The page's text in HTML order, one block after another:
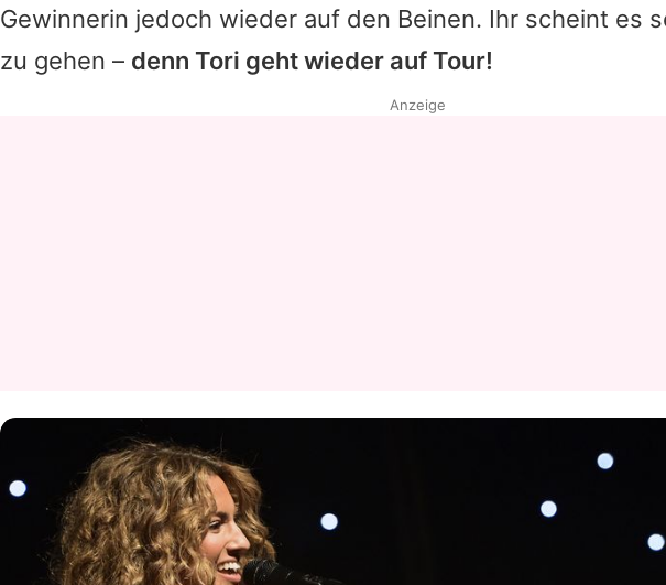
Gewinnerin jedoch wieder auf den Beinen. Ihr scheint es
zu gehen – denn Tori geht wieder auf Tour!
Anzeige